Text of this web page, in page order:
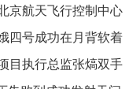
京航天飞行控制中心
四号成功在月背软着
目执行总监张熇双手